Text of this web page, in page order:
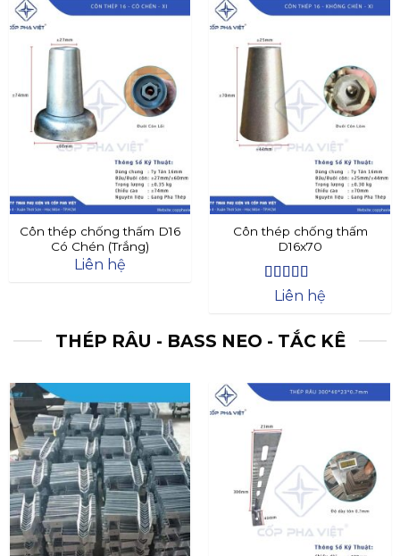
Côn thép chống thấm D16
Có Chén (Trắng)
Liên hệ
Côn thép chống thấm
D16x70
Được xếp
5
Liên hệ
THÉP RÂU - BASS NEO - TẮC KÊ